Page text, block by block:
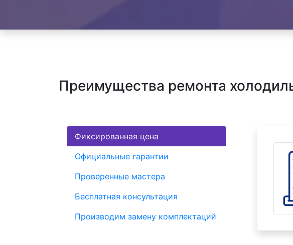
Преимущества ремонта
Фиксированная цена
Официальные гарантии
Проверенные мастера
Бесплатная консультация
Производим замену комплектаций